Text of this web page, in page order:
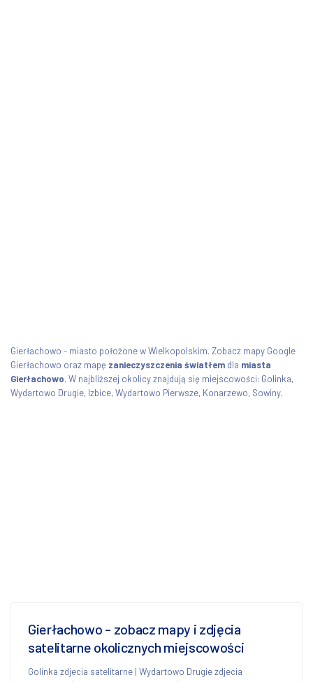
Gierłachowo - miasto położone w Wielkopolskim. Zobacz mapy Google
Gierłachowo oraz mapę zanieczyszczenia światłem dla miasta
Gierłachowo. W najbliższej okolicy znajdują się miejscowości: Golinka,
Wydartowo Drugie, Izbice, Wydartowo Pierwsze, Konarzewo, Sowiny.
Gierłachowo - zobacz mapy i zdjęcia
satelitarne okolicznych miejscowości
Golinka zdjecia satelitarne | Wydartowo Drugie zdjecia